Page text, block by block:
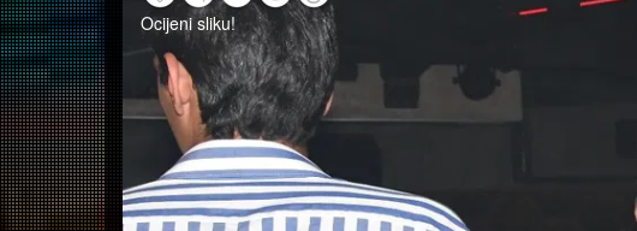
Ocijeni sliku!